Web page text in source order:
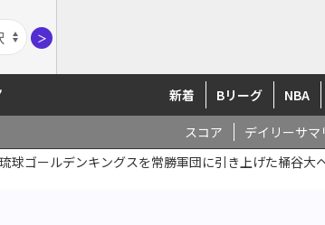
＞
新着 Bリーグ NBA
スコア デイリーサマ
琉球ゴールデンキングスを常勝軍団に引き上げた桶谷大